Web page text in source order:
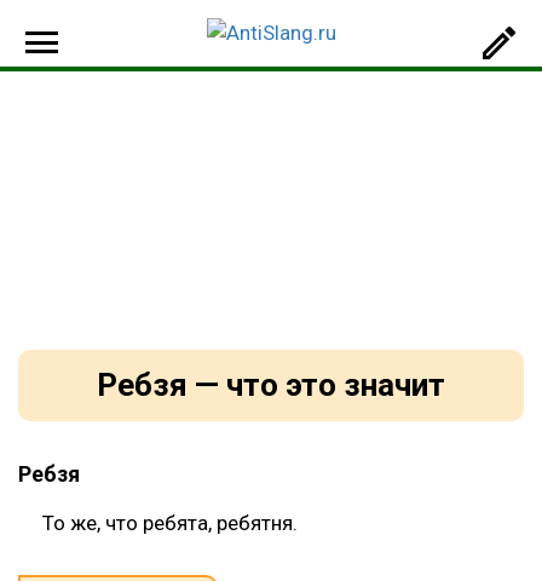
Ребзя — что это значит
Ребзя
То же, что ребята, ребятня.